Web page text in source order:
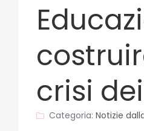
crisi
Categoria: Notizie